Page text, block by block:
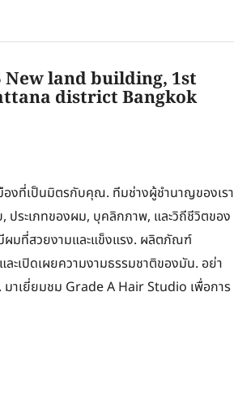
land building, 1st
district Bangkok
งที่เป็นมิตรกับคุณ. ทีมช่างผู้ชำนาญของเรา
ประเภทของผม, บุคลิกภาพ, และวิถีชีวิตของ
มที่สวยงามและแข็งแรง. ผลิตภัณฑ์
ะเปิดเผยความงามธรรมชาติของมัน. อย่า
มาเยี่ยมชม Grade A Hair Studio เพื่อการ